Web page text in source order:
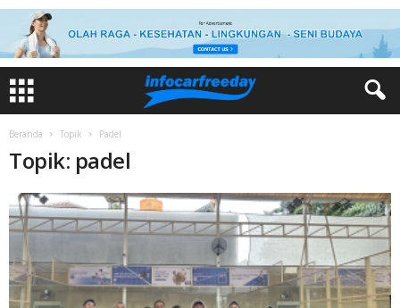
Beranda Topik Padel
Topik: padel